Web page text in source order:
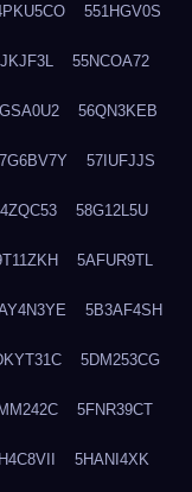
551HGV0S
55NCOA72
56QN3KEB
57IUFJJS
58G12L5U
5AFUR9TL
5B3AF4SH
5DM253CG
5FNR39CT
5HANI4XK